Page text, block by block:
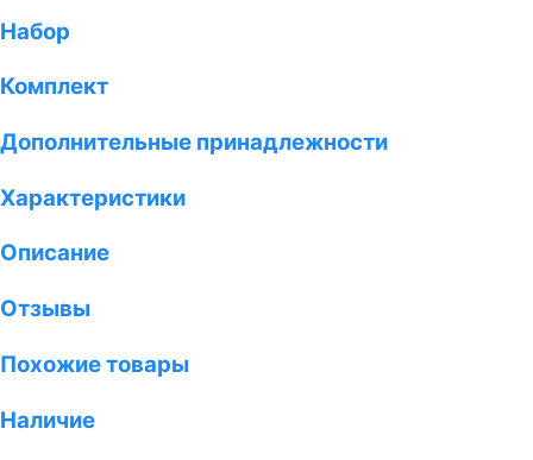
Набор
Комплект
Дополнительные принадлежности
Характеристики
Описание
Отзывы
Похожие товары
Наличие